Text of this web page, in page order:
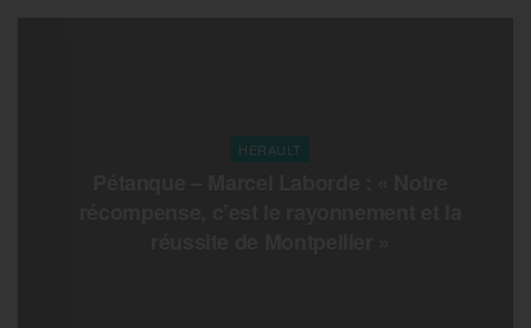
HERAULT